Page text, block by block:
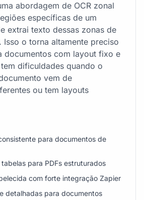
abordagem de OCR zonal
específicas de um
extrai texto dessas zonas de
o torna altamente preciso
documentos com layout fixo e
dificuldades quando o
vem de
ou tem layouts
para documentos de
para PDFs estruturados
com forte integração Zapier
detalhadas para documentos